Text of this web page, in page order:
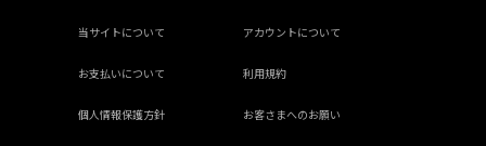
当サイトについて アカウントについて
お支払いについて 利用規約
個人情報保護方針 お客さまへのお願い